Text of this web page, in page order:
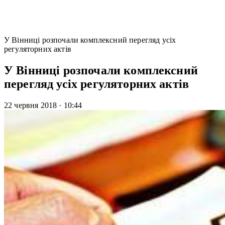
У Вінниці розпочали комплексний перегляд усіх
регуляторних актів
У Вінниці розпочали комплексний
перегляд усіх регуляторних актів
22 червня 2018 · 10:44